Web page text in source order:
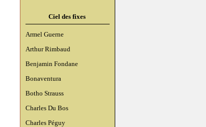
Ciel des fixes
Armel Guerne
Arthur Rimbaud
Benjamin Fondane
Bonaventura
Botho Strauss
Charles Du Bos
Charles Péguy